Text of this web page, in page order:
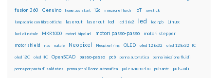
fusion 360 Genuino home assistant i2c iniezione fluidi IoT joystick
lampadario con fibre ottiche lasercut laser cut lcd lcd 16x2 led led rgb Linux
luci di natale MKR1000 motori bipolari motori passo-passo motori stepper
motor shield nas natale Neopixel Neopixel ring OLED oled 128x32 oled 128x32 IIC
oled i2C oled IIC OpenSCAD passo-passo pcb penna automatica penna iniezione fluidi
penna per pasta di saldatura penna per silicone automatica potenziometro pulsante pulsanti